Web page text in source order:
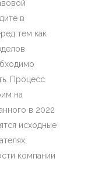
в
тем как
Процесс
на
в 2022
исходные
компании